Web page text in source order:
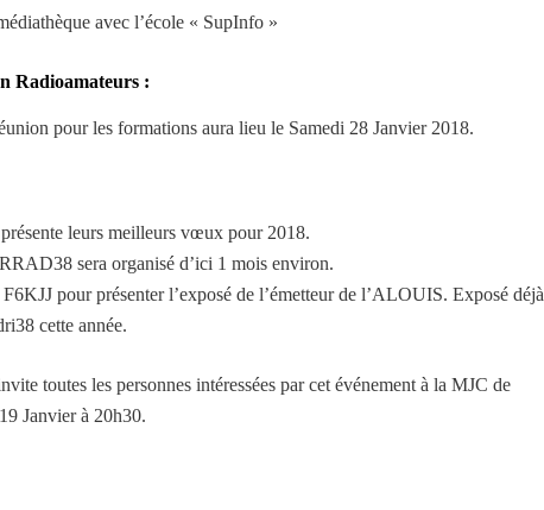
avec l’école « SupInfo »
Radioamateurs :
pour les formations aura lieu le Samedi 28 Janvier 2018.
leurs meilleurs vœux pour 2018.
sera organisé d’ici 1 mois environ.
pour présenter l’exposé de l’émetteur de l’ALOUIS. Exposé déjà
cette année.
toutes les personnes intéressées par cet événement à la MJC de
Janvier à 20h30.